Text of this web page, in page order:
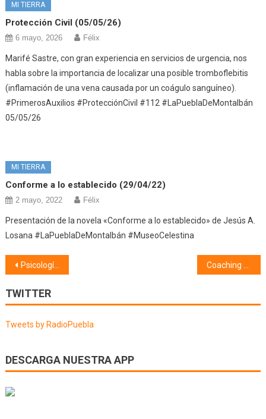
MI TIERRA
Protección Civil (05/05/26)
6 mayo, 2026 Félix
Marifé Sastre, con gran experiencia en servicios de urgencia, nos
habla sobre la importancia de localizar una posible tromboflebitis
(inflamación de una vena causada por un coágulo sanguíneo).
#PrimerosAuxilios #ProtecciónCivil #112 #LaPueblaDeMontalbán
05/05/26
MI TIERRA
Conforme a lo establecido (29/04/22)
2 mayo, 2022 Félix
Presentación de la novela «Conforme a lo establecido» de Jesús A.
Losana #LaPueblaDeMontalbán #MuseoCelestina
Navegación
de
entradas
Psicología (21/05/20) Trastorno afectivo emocional
TWITTER
Tweets by RadioPuebla
DESCARGA NUESTRA APP